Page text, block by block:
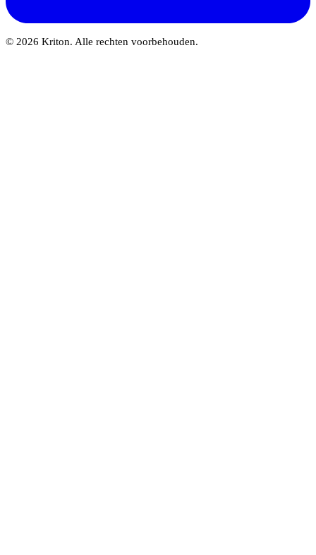
© 2026 Kriton. Alle rechten voorbehouden.